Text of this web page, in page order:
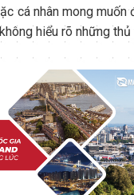
cá nhân mong
hiểu rõ những